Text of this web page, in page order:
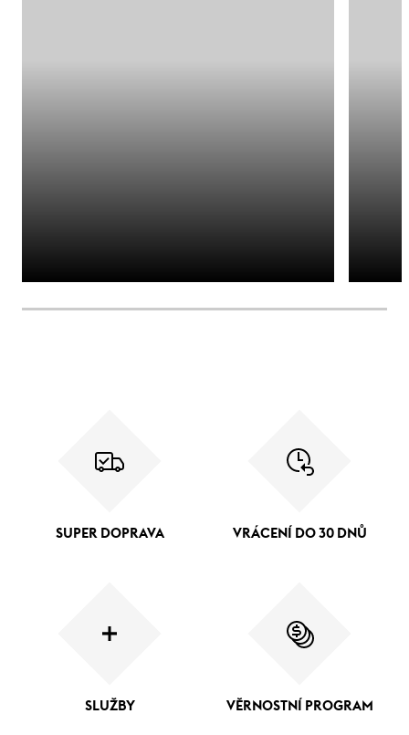
SUPER DOPRAVA VRÁCENÍ DO 30 DNŮ
SLUŽBY VĚRNOSTNÍ PROGRAM